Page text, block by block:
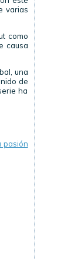
varias
como
causa
una
de
ha
pasión